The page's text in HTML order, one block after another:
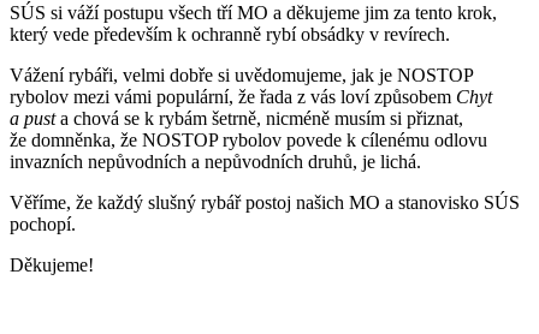
SÚS si váží postupu všech tří MO a děkujeme jim za tento krok,
který vede především k ochranně rybí obsádky v revírech.
Vážení rybáři, velmi dobře si uvědomujeme, jak je NOSTOP
rybolov mezi vámi populární, že řada z vás loví způsobem Chyt
a pusta chová se k rybám šetrně, nicméně musím si přiznat,
že domněnka, že NOSTOP rybolov povede k cílenému odlovu
invazních nepůvodních a nepůvodních druhů, je lichá.
Věříme, že každý slušný rybář postoj našich MO a stanovisko SÚS
pochopí.
Děkujeme!